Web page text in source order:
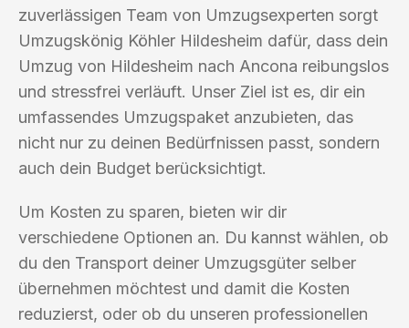
zuverlässigen Team von Umzugsexperten sorgt
Umzugskönig Köhler Hildesheim dafür, dass dein
Umzug von Hildesheim nach Ancona reibungslos
und stressfrei verläuft. Unser Ziel ist es, dir ein
umfassendes Umzugspaket anzubieten, das
nicht nur zu deinen Bedürfnissen passt, sondern
auch dein Budget berücksichtigt.
Um Kosten zu sparen, bieten wir dir
verschiedene Optionen an. Du kannst wählen, ob
du den Transport deiner Umzugsgüter selber
übernehmen möchtest und damit die Kosten
reduzierst, oder ob du unseren professionellen